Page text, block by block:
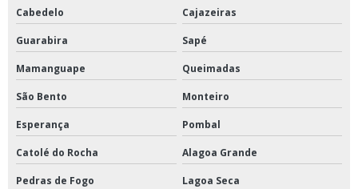
Cabedelo Cajazeiras
Guarabira Sapé
Mamanguape Queimadas
São Bento Monteiro
Esperança Pombal
Catolé do Rocha Alagoa Grande
Pedras de Fogo
Lagoa Seca